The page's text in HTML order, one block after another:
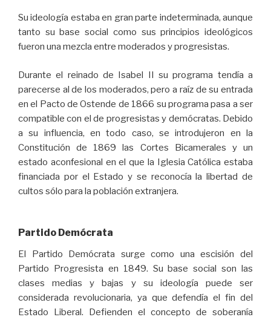
Su ideología estaba en gran parte indeterminada, aunque
tanto su base social como sus principios ideológicos
fueron una mezcla entre moderados y progresistas.
Durante el reinado de Isabel II su programa tendía a
parecerse al de los moderados, pero a raíz de su entrada
en el Pacto de Ostende de 1866 su programa pasa a ser
compatible con el de progresistas y demócratas. Debido
a su influencia, en todo caso, se introdujeron en la
Constitución de 1869 las Cortes Bicamerales y un
estado aconfesional en el que la Iglesia Católica estaba
financiada por el Estado y se reconocía la libertad de
cultos sólo para la población extranjera.
Partido Demócrata
El Partido Demócrata surge como una escisión del
Partido Progresista en 1849. Su base social son las
clases medias y bajas y su ideología puede ser
considerada revolucionaria, ya que defendía el fin del
Estado Liberal. Defienden el concepto de soberanía